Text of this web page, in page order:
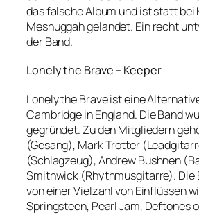
das falsche Album und ist statt bei
Meshuggah gelandet. Ein recht
der Band.
Lonely the Brave – Keeper
Lonely the Brave ist eine
Cambridge in England. Die Band
gegründet. Zu den Mitgliedern
(Gesang), Mark Trotter
(Schlagzeug), Andrew Bushnen
Smithwick (Rhythmusgitarre). Die
von einer Vielzahl von Einflüssen
Springsteen, Pearl Jam, Deftones